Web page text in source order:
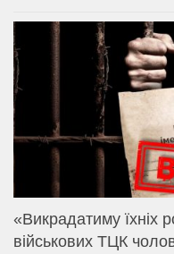
«Викрадатиму їхніх
військових ТЦК